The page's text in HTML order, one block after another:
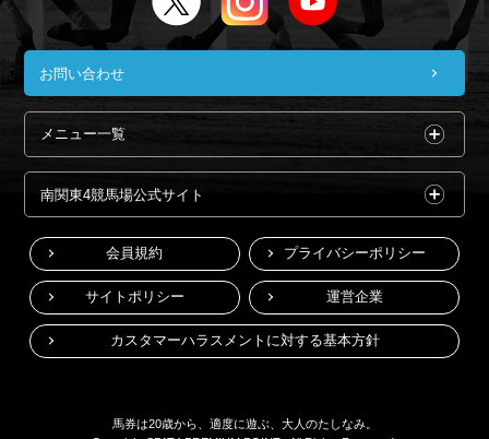
お問い合わせ
メニュー一覧
会員規約 プライバシーポリシー
サイトポリシー 運営企業
カスタマーハラスメントに対する基本方針
南関東4競馬場公式サイト
馬券は20歳から、適度に遊ぶ、大人のたしなみ。